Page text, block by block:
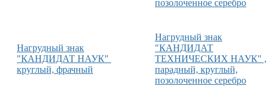
Нагрудный знак
"КАНДИДАТ НАУК"
круглый, фрачный
Нагрудный знак
"КАНДИДАТ
ТЕХНИЧЕСКИХ НАУК" ,
парадный, круглый,
позолоченное серебро